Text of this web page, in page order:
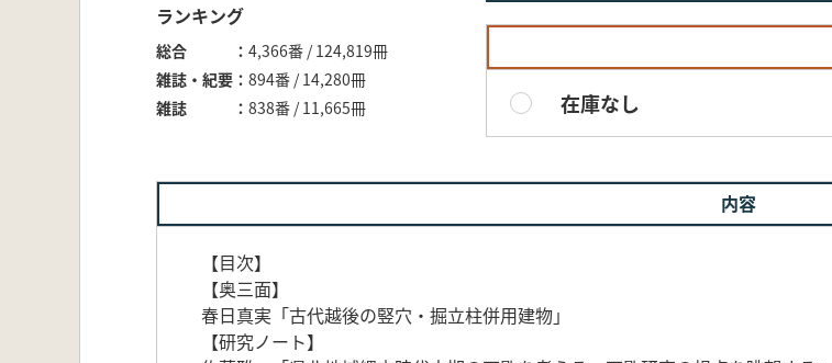
ランキング
総合
4,366番 / 124,819冊
雑誌・紀要
894番 / 14,280冊
雑誌
838番 / 11,665冊 在庫なし
内容
【目次】
【奥三面】
春日真実「古代越後の竪穴・掘立柱併用建物」
【研究ノート】